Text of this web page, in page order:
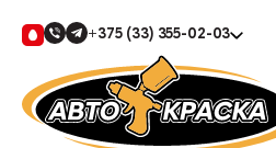
+375 (33) 355-02-03